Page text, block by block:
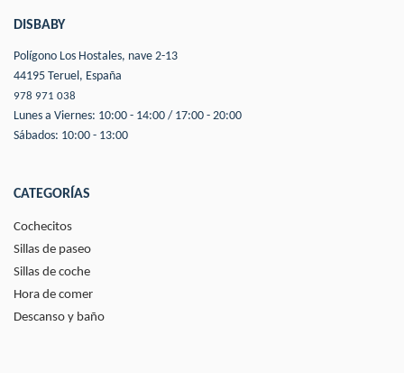
DISBABY
Polígono Los Hostales, nave 2-13
44195 Teruel, España
978 971 038
Lunes a Viernes: 10:00 - 14:00 / 17:00 - 20:00
Sábados: 10:00 - 13:00
CATEGORÍAS
Cochecitos
Sillas de paseo
Sillas de coche
Hora de comer
Descanso y baño